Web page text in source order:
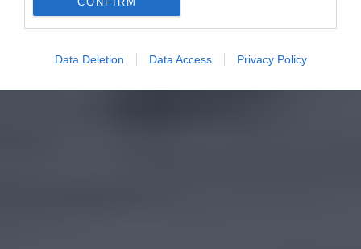
Data Deletion Data Access Privacy Policy